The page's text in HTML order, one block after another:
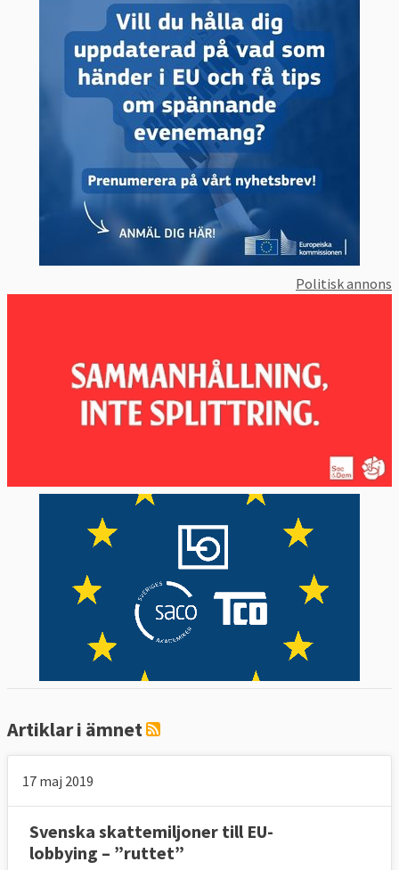
Politisk annons
Artiklar i ämnet
17 maj 2019
Svenska skattemiljoner till EU-
lobbying – ”ruttet”